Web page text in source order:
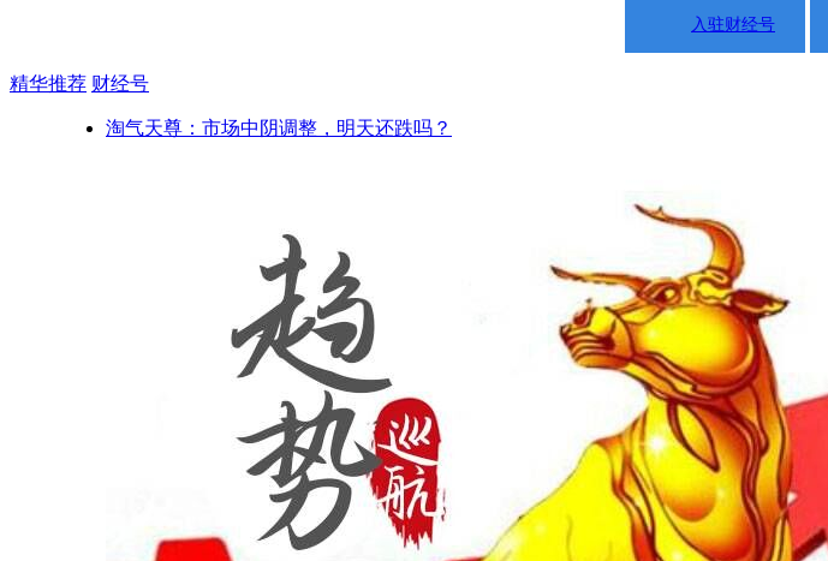
入驻财经号
精华推荐 财经号
淘气天尊：市场中阴调整，明天还跌吗？